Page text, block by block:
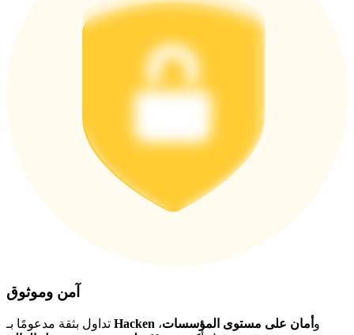
مركز المكافآت
آمن وموثوق
Hacken و أمان على مستوى المؤسسات،